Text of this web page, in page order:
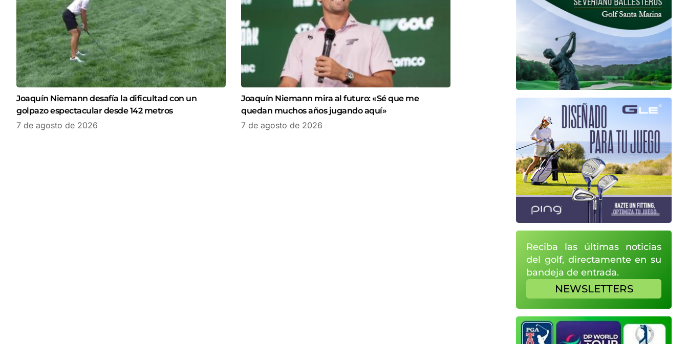
Joaquín Niemann desafía la dificultad con un
golpazo espectacular desde 142 metros
7 de agosto de 2026
Joaquín Niemann mira al futuro: «Sé que me
quedan muchos años jugando aquí»
7 de agosto de 2026
Reciba las últimas noticias
del golf, directamente en su
bandeja de entrada.
NEWSLETTERS